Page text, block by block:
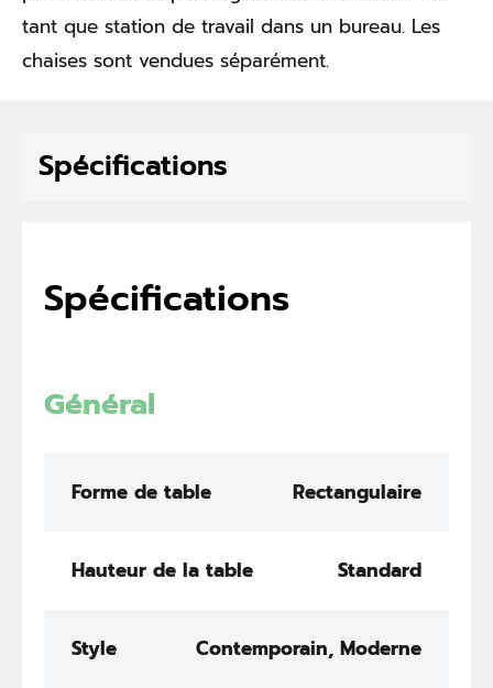
tant que station de travail dans un bureau. Les
chaises sont vendues séparément.
Spécifications
Spécifications
Général
Forme de table Rectangulaire
Hauteur de la table Standard
Style Contemporain, Moderne